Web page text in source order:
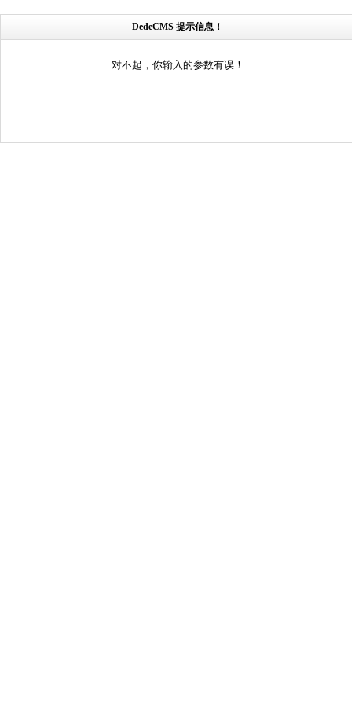
DedeCMS 提示信息！
对不起，你输入的参数有误！